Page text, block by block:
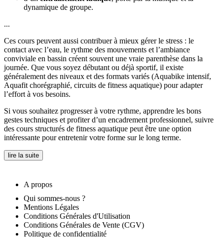
dynamique de groupe.
...
Ces cours peuvent aussi contribuer à mieux gérer le stress : le
contact avec l’eau, le rythme des mouvements et l’ambiance
conviviale en bassin créent souvent une vraie parenthèse dans la
journée. Que vous soyez débutant ou déjà sportif, il existe
généralement des niveaux et des formats variés (Aquabike intensif,
Aquafit chorégraphié, circuits de fitness aquatique) pour adapter
l’effort à vos besoins.
Si vous souhaitez progresser à votre rythme, apprendre les bons
gestes techniques et profiter d’un encadrement professionnel, suivre
des cours structurés de fitness aquatique peut être une option
intéressante pour entretenir votre forme sur le long terme.
lire la suite
A propos
Qui sommes-nous ?
Mentions Légales
Conditions Générales d'Utilisation
Conditions Générales de Vente (CGV)
Politique de confidentialité